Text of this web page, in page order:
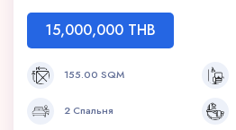
15,000,000 THB
155.00 SQM
2 Спальня